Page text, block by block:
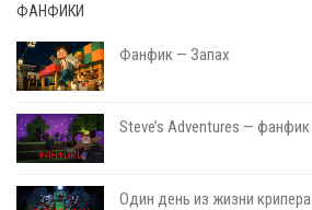
ФАНФИКИ
Фанфик — Запах
Steve’s Adventures — фанфик
Один день из жизни крипера